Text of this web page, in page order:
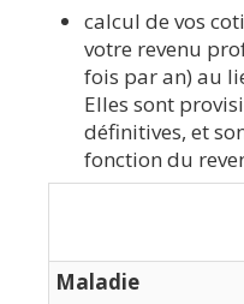
calcul de vos
votre revenu
fois par an) au
Elles sont
définitives, et
fonction du
Maladie